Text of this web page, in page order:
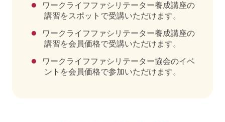
ワークライフファシリテーター養成講座の
講習をスポットで受講いただけます。
ワークライフファシリテーター養成講座の
講習を会員価格で受講いただけます。
ワークライフファシリテーター協会のイベ
ントを会員価格で参加いただけます。